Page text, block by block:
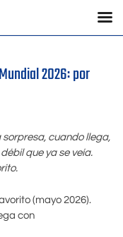
2026: por
sorpresa, cuando llega,
que ya se veía.
(mayo 2026).
con